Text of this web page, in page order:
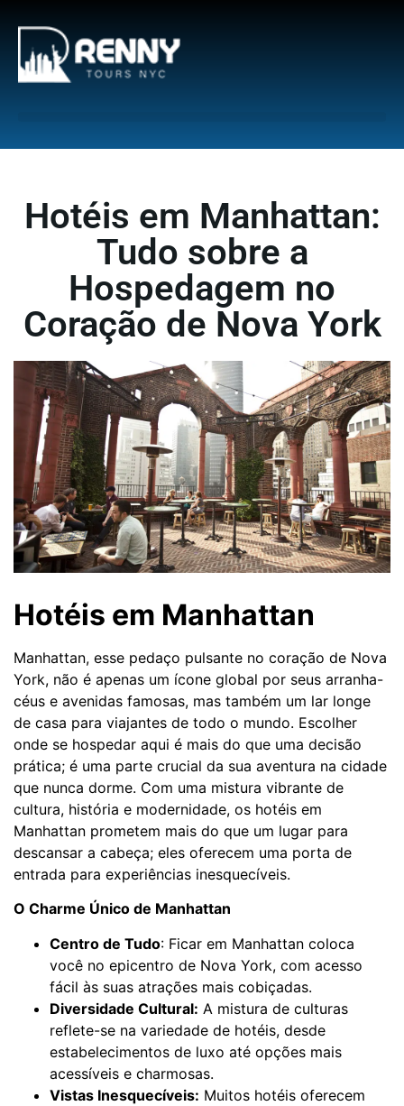
Hotéis em Manhattan:
Tudo sobre a
Hospedagem no
Coração de Nova York
Hotéis em Manhattan
Manhattan, esse pedaço pulsante no coração de Nova
York, não é apenas um ícone global por seus arranha-
céus e avenidas famosas, mas também um lar longe
de casa para viajantes de todo o mundo. Escolher
onde se hospedar aqui é mais do que uma decisão
prática; é uma parte crucial da sua aventura na cidade
que nunca dorme. Com uma mistura vibrante de
cultura, história e modernidade, os hotéis em
Manhattan prometem mais do que um lugar para
descansar a cabeça; eles oferecem uma porta de
entrada para experiências inesquecíveis.
O Charme Único de Manhattan
Centro de Tudo: Ficar em Manhattan coloca
você no epicentro de Nova York, com acesso
fácil às suas atrações mais cobiçadas.
Diversidade Cultural: A mistura de culturas
reflete-se na variedade de hotéis, desde
estabelecimentos de luxo até opções mais
acessíveis e charmosas.
Vistas Inesquecíveis: Muitos hotéis oferecem